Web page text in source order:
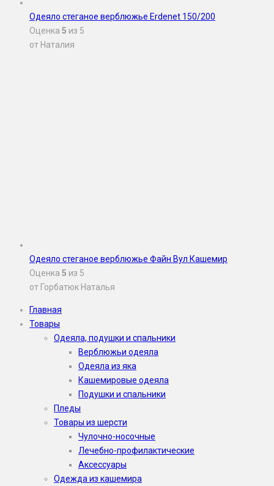
Одеяло стеганое верблюжье Erdenet 150/200
Оценка 5 из 5
от Наталия
Одеяло стеганое верблюжье Файн Вул Кашемир
Оценка 5 из 5
от Горбатюк Наталья
Главная
Товары
Одеяла, подушки и спальники
Верблюжьи одеяла
Одеяла из яка
Кашемировые одеяла
Подушки и спальники
Пледы
Товары из шерсти
Чулочно-носочные
Лечебно-профилактические
Аксессуары
Одежда из кашемира